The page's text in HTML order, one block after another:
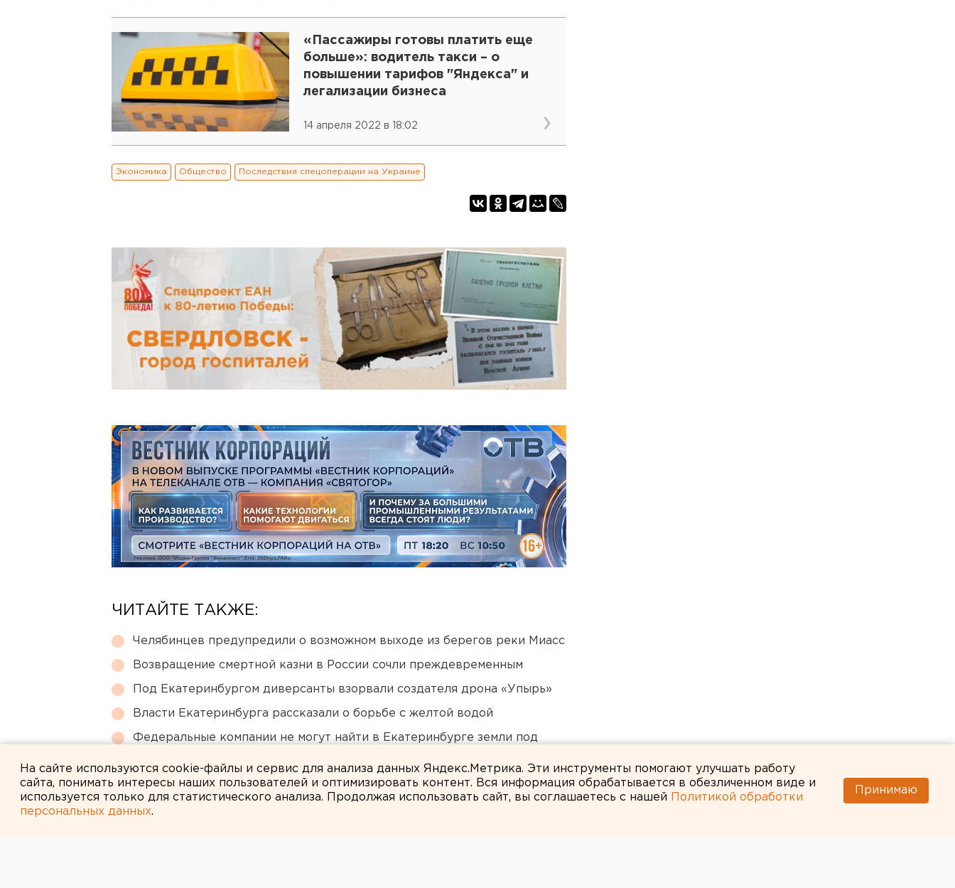
«Пассажиры готовы платить еще
больше»: водитель такси – о
повышении тарифов "Яндекса" и
легализации бизнеса
14 апреля 2022 в 18:02
Экономика Общество Последствия спецоперации на Украине
ЧИТАЙТЕ ТАКЖЕ:
Челябинцев предупредили о возможном выходе из берегов реки Миасс
Возвращение смертной казни в России сочли преждевременным
Под Екатеринбургом диверсанты взорвали создателя дрона «Упырь»
Власти Екатеринбурга рассказали о борьбе с желтой водой
Федеральные компании не могут найти в Екатеринбурге земли под
На сайте используются cookie-файлы и сервис для анализа данных Яндекс.Метрика. Эти инструменты помогают улучшать работу
сайта, понимать интересы наших пользователей и оптимизировать контент. Вся информация обрабатывается в обезличенном виде и
используется только для статистического анализа. Продолжая использовать сайт, вы соглашаетесь с нашей
Политикой обработки
персональных данных.
Принимаю